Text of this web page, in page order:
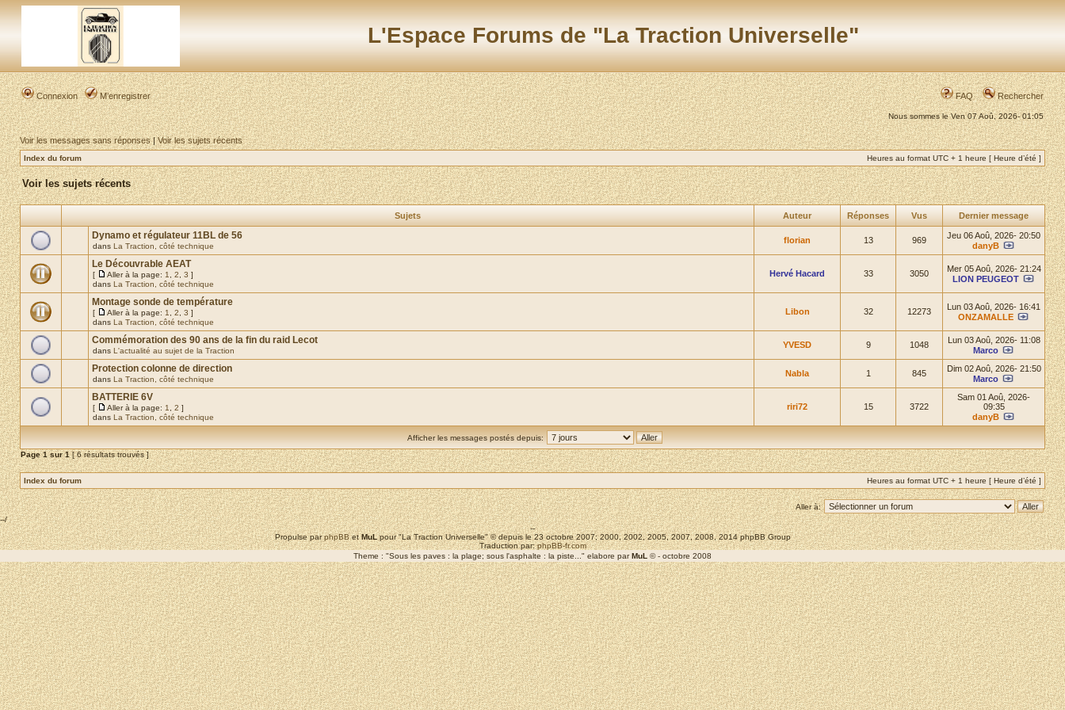
L'Espace Forums de "La Traction Universelle"
Connexion M’enregistrer FAQ Rechercher
Nous sommes le Ven 07 Aoû, 2026- 01:05
Voir les messages sans réponses|Voir les sujets récents
Index du forum Heures au format UTC + 1 heure [ Heure d’été ]
Voir les sujets récents
Sujets Auteur Réponses Vus Dernier message
Dynamo et régulateur 11BL de 56
dans La Traction, côté technique
florian 13 969
Jeu 06 Aoû, 2026- 20:50
danyB
Le Découvrable AEAT
[ Aller à la page: 1 2 3 ]
dans La Traction, côté technique
Hervé Hacard 33 3050
Mer 05 Aoû, 2026- 21:24
LION PEUGEOT
Montage sonde de température
[ Aller à la page: 1 2 3 ]
dans La Traction, côté technique
Libon 32 12273
Lun 03 Aoû, 2026- 16:41
ONZAMALLE
Commémoration des 90 ans de la fin du raid Lecot
dans L'actualité au sujet de la Traction
YVESD 9 1048
Lun 03 Aoû, 2026- 11:08
Marco
Protection colonne de direction
dans La Traction, côté technique
Nabla 1 845
Dim 02 Aoû, 2026- 21:50
Marco
BATTERIE 6V
[ Aller à la page: 1 2 ]
dans La Traction, côté technique
riri72 15 3722
Sam 01 Aoû, 2026-
09:35
danyB
Afficher les messages postés depuis:
Page1sur1[ 6 résultats trouvés ]
Index du forum Heures au format UTC + 1 heure [ Heure d’été ]
Aller à:
--/
--
Propulse parphpBBetMuLpour "La Traction Universelle" © depuis le 23 octobre 2007; 2000, 2002, 2005, 2007, 2008, 2014 phpBB Group
Traduction par:phpBB-fr.com
Theme : "Sous les paves : la plage; sous l'asphalte : la piste..." elabore parMuL © - octobre 2008